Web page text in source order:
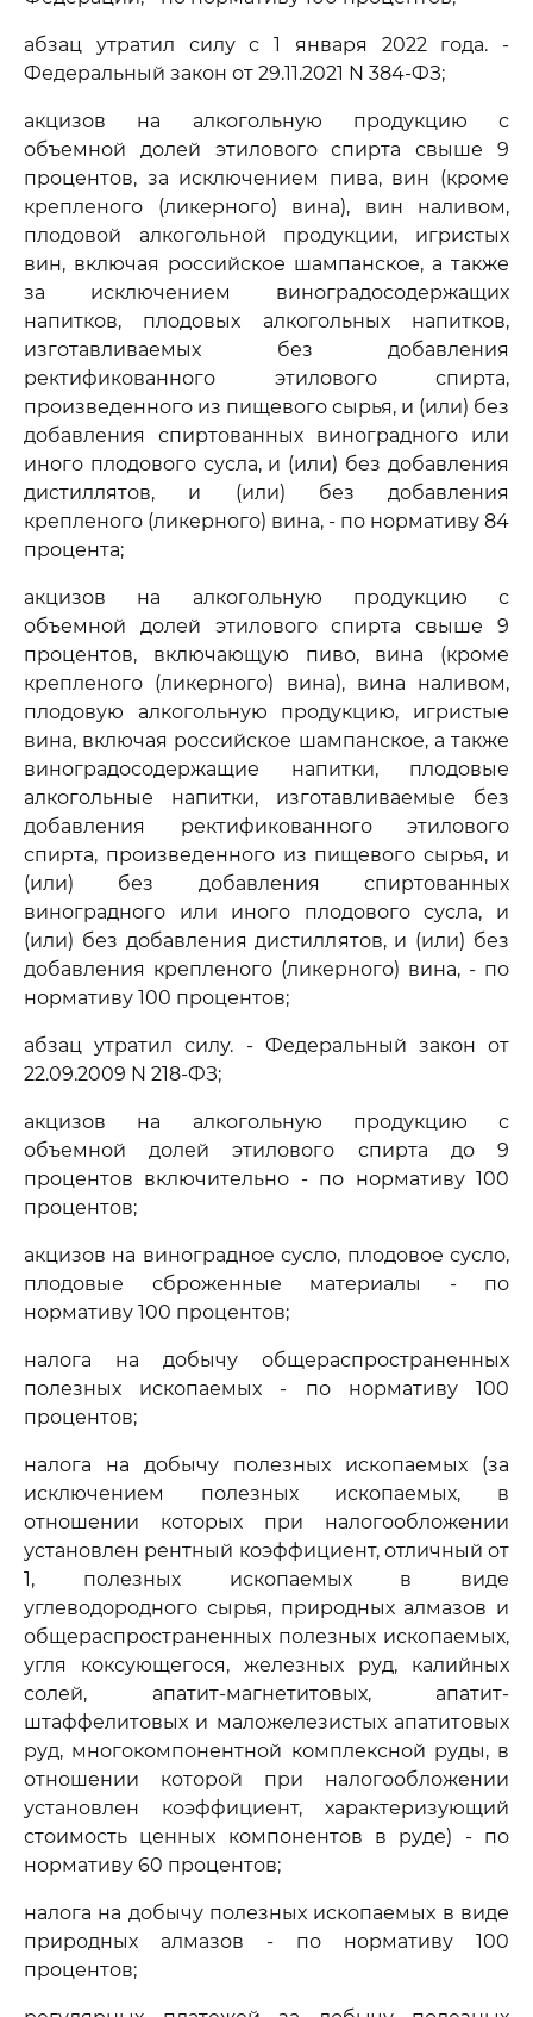
абзац утратил силу с 1 января 2022 года. -
Федеральный закон от 29.11.2021 N 384-ФЗ;
акцизов на алкогольную продукцию с
объемной долей этилового спирта свыше 9
процентов, за исключением пива, вин (кроме
крепленого (ликерного) вина), вин наливом,
плодовой алкогольной продукции, игристых
вин, включая российское шампанское, а также
за исключением виноградосодержащих
напитков, плодовых алкогольных напитков,
изготавливаемых без добавления
ректификованного этилового спирта,
произведенного из пищевого сырья, и (или) без
добавления спиртованных виноградного или
иного плодового сусла, и (или) без добавления
дистиллятов, и (или) без добавления
крепленого (ликерного) вина, - по нормативу 84
процента;
акцизов на алкогольную продукцию с
объемной долей этилового спирта свыше 9
процентов, включающую пиво, вина (кроме
крепленого (ликерного) вина), вина наливом,
плодовую алкогольную продукцию, игристые
вина, включая российское шампанское, а также
виноградосодержащие напитки, плодовые
алкогольные напитки, изготавливаемые без
добавления ректификованного этилового
спирта, произведенного из пищевого сырья, и
(или) без добавления спиртованных
виноградного или иного плодового сусла, и
(или) без добавления дистиллятов, и (или) без
добавления крепленого (ликерного) вина, - по
нормативу 100 процентов;
абзац утратил силу. - Федеральный закон от
22.09.2009 N 218-ФЗ;
акцизов на алкогольную продукцию с
объемной долей этилового спирта до 9
процентов включительно - по нормативу 100
процентов;
акцизов на виноградное сусло, плодовое сусло,
плодовые сброженные материалы - по
нормативу 100 процентов;
налога на добычу общераспространенных
полезных ископаемых - по нормативу 100
процентов;
налога на добычу полезных ископаемых (за
исключением полезных ископаемых, в
отношении которых при налогообложении
установлен рентный коэффициент, отличный от
1, полезных ископаемых в виде
углеводородного сырья, природных алмазов и
общераспространенных полезных ископаемых,
угля коксующегося, железных руд, калийных
солей, апатит-магнетитовых, апатит-
штаффелитовых и маложелезистых апатитовых
руд, многокомпонентной комплексной руды, в
отношении которой при налогообложении
установлен коэффициент, характеризующий
стоимость ценных компонентов в руде) - по
нормативу 60 процентов;
налога на добычу полезных ископаемых в виде
природных алмазов - по нормативу 100
процентов;